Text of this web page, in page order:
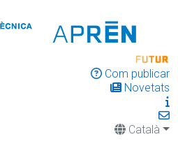
Com publicar
Novetats
Català